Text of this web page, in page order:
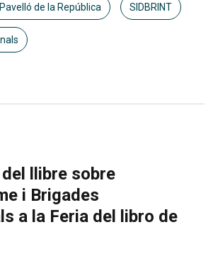
de la República SIDBRINT
llibre sobre
i Brigades
a la Feria del libro de